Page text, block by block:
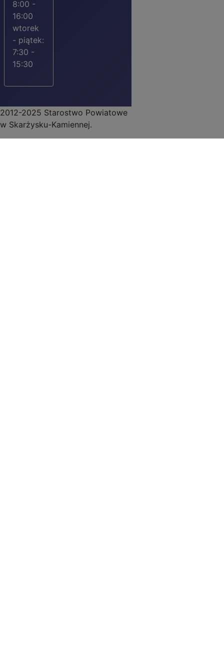
8:00 -
16:00
wtorek
- piątek:
7:30 -
15:30
2012-2025 Starostwo Powiatowe
w Skarżysku-Kamiennej.